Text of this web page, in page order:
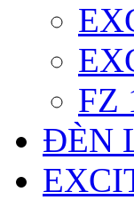
FZ
ĐÈN